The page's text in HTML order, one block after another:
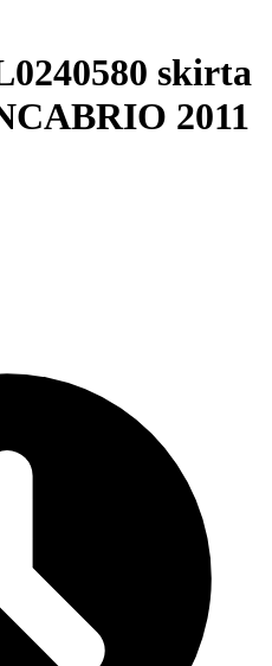
skirta
2011